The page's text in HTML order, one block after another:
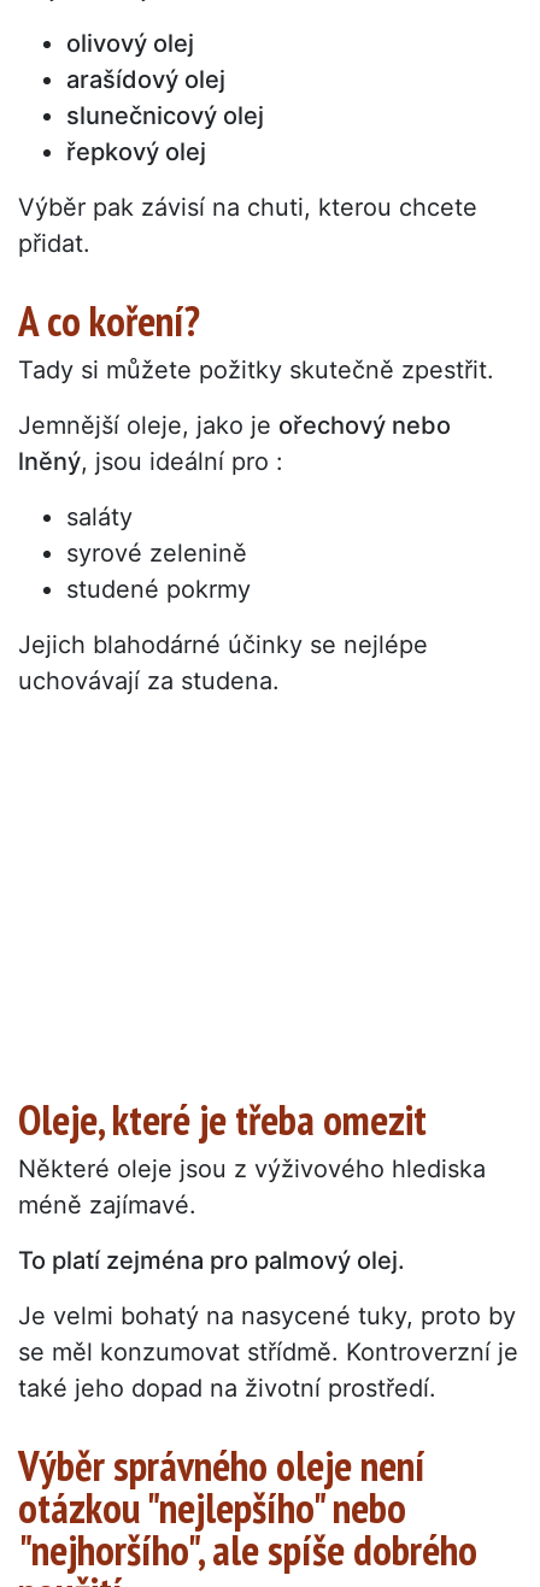
olivový olej
arašídový olej
slunečnicový olej
řepkový olej
Výběr pak závisí na chuti, kterou chcete
přidat.
A co koření?
Tady si můžete požitky skutečně zpestřit.
Jemnější oleje, jako je ořechový nebo
lněný, jsou ideální pro :
saláty
syrové zelenině
studené pokrmy
Jejich blahodárné účinky se nejlépe
uchovávají za studena.
Oleje, které je třeba omezit
Některé oleje jsou z výživového hlediska
méně zajímavé.
To platí zejména pro palmový olej.
Je velmi bohatý na nasycené tuky, proto by
se měl konzumovat střídmě. Kontroverzní je
také jeho dopad na životní prostředí.
Výběr správného oleje není
otázkou "nejlepšího" nebo
"nejhoršího", ale spíše dobrého